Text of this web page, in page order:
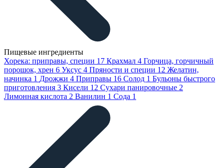
Пищевые ингредиенты
Хорека: приправы, специи 17 Крахмал 4 Горчица, горчичный
порошок, хрен 6 Уксус 4 Пряности и специи 12 Желатин,
начинка 1 Дрожжи 4 Приправы 16 Солод 1 Бульоны быстрого
приготовления 3 Кисели 12 Сухари панировочные 2
Лимонная кислота 2 Ванилин 1 Сода 1